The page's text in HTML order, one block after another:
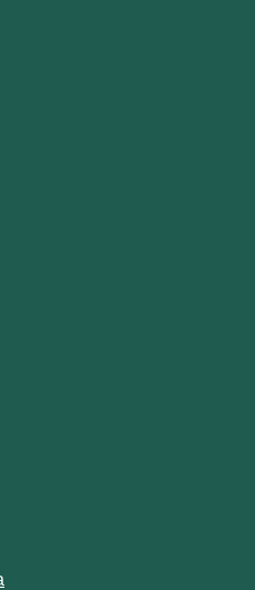
annan webbplats.
annan webbplats.